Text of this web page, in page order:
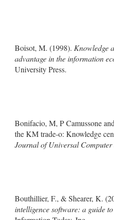
Boisot, M. (1998). Knowledge
advantage in the information
University Press.
Bonifacio, M, P Camussone
the KM trade-o: Knowledge
Journal of Universal Computer
Bouthillier, F., & Shearer, K.
intelligence software: a guide